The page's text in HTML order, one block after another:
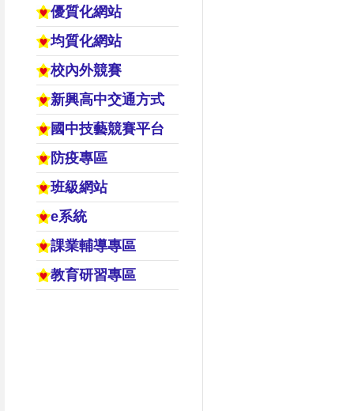
優質化網站
均質化網站
校內外競賽
新興高中交通方式
國中技藝競賽平台
防疫專區
班級網站
e系統
課業輔導專區
教育研習專區